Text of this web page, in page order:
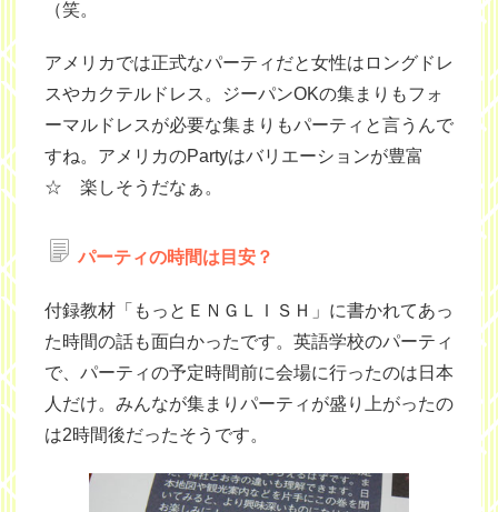
（笑。
アメリカでは正式なパーティだと女性はロングドレ
スやカクテルドレス。ジーパンOKの集まりもフォ
ーマルドレスが必要な集まりもパーティと言うんで
すね。アメリカのPartyはバリエーションが豊富
☆ 楽しそうだなぁ。
パーティの時間は目安？
付録教材「もっとＥＮＧＬＩＳＨ」に書かれてあっ
た時間の話も面白かったです。英語学校のパーティ
で、パーティの予定時間前に会場に行ったのは日本
人だけ。みんなが集まりパーティが盛り上がったの
は2時間後だったそうです。